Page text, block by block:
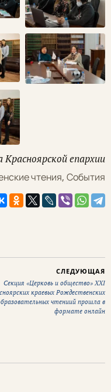
Красноярской епархии
чтения, События
СЛЕДУЮЩАЯ
Секция «Церковь и общество» XXI
краевых Рождественских
чтениий прошла в
формате онлайн